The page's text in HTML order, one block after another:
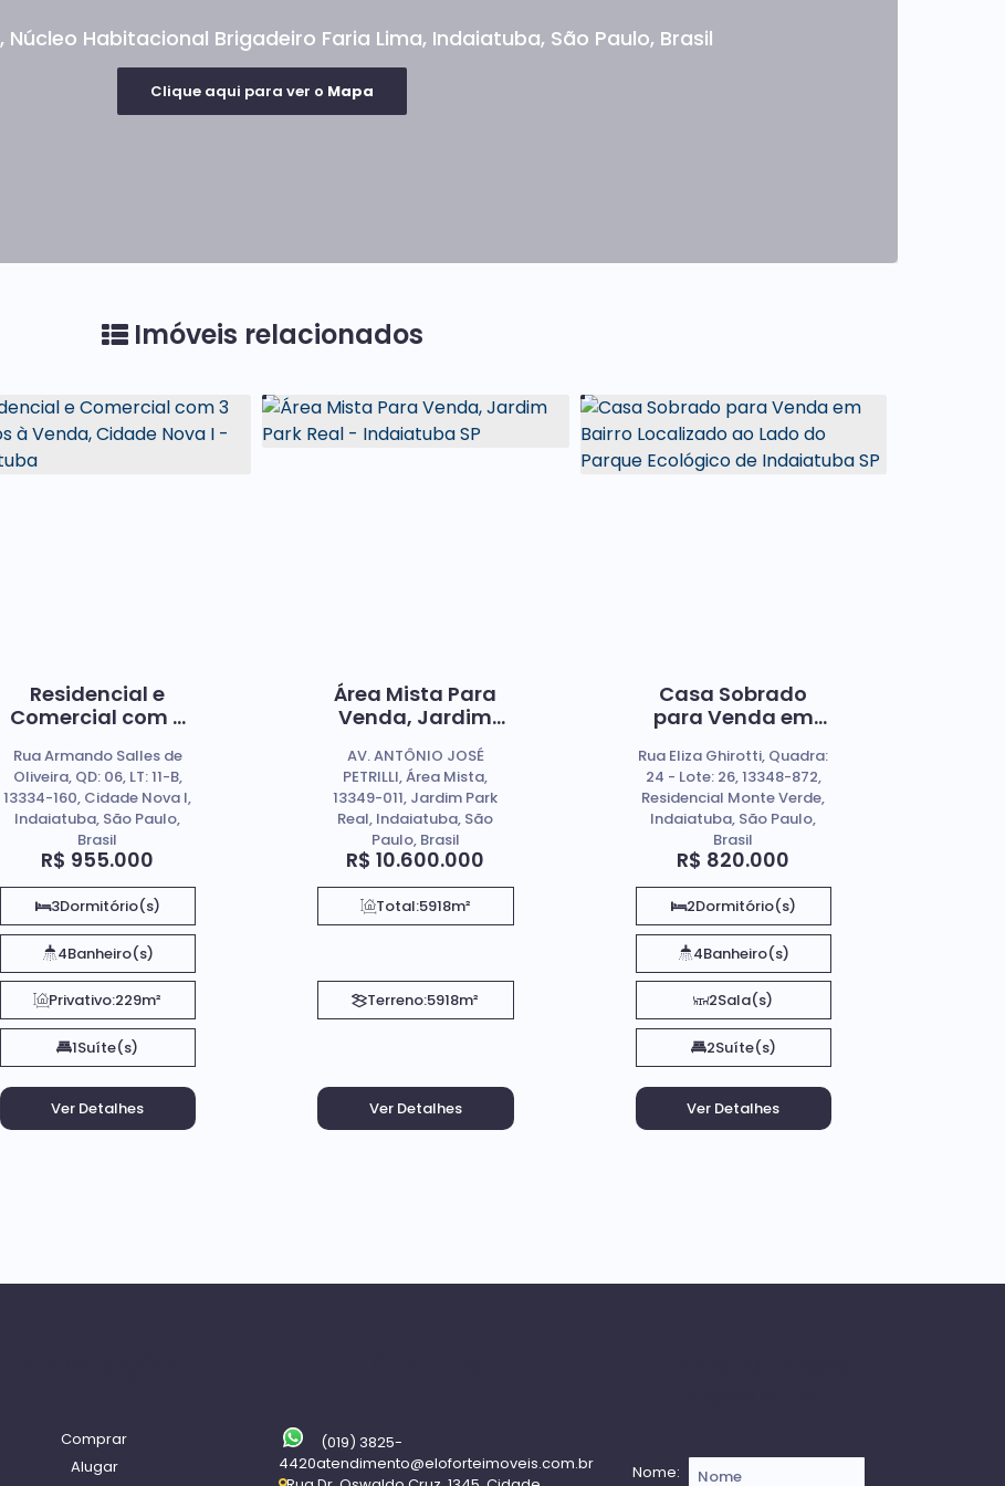
, Núcleo Habitacional Brigadeiro Faria Lima, Indaiatuba, São Paulo, Brasil
Clique aqui para ver o Mapa
Imóveis relacionados
Residencial e
Comercial com 3
Cidade Nova I -
Indaiatuba
R$ 955.000
Rua Armando Salles de
Oliveira, QD: 06, LT: 11-B,
13334-160, Cidade Nova I,
Indaiatuba, São Paulo,
Brasil
3Dormitório(s)
4Banheiro(s)
Privativo:229m²
1Suíte(s)
Área Mista Para
Venda, Jardim
Park Real -
Indaiatuba SP
R$ 10.600.000
AV. ANTÔNIO JOSÉ
PETRILLI, Área Mista,
13349-011, Jardim Park
Real, Indaiatuba, São
Paulo, Brasil
Total:5918m²
Terreno:5918m²
Casa Sobrado
para Venda em
ao Lado do Parque
Ecológico de
Indaiatuba SP
R$ 820.000
Rua Eliza Ghirotti, Quadra:
24 - Lote: 26, 13348-872,
Residencial Monte Verde,
Indaiatuba, São Paulo,
Brasil
2Dormitório(s)
4Banheiro(s)
2Sala(s)
2Suíte(s)
Comprar
Alugar
(019) 3825-
4420atendimento@eloforteimoveis.com.br
Nome: